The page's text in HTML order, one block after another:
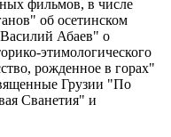
фильмов, в числе
об осетинском
Абаев" о
этимологического
рожденное в горах"
Грузии "По
Сванетия" и